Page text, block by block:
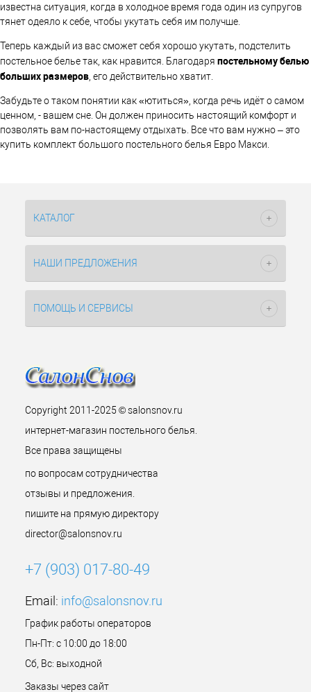
известна ситуация, когда в холодное время года один из супругов
тянет одеяло к себе, чтобы укутать себя им получше.
Теперь каждый из вас сможет себя хорошо укутать, подстелить
постельное белье так, как нравится. Благодаря постельному белью
больших размеров , его действительно хватит.
Забудьте о таком понятии как «ютиться», когда речь идёт о самом
ценном, - вашем сне. Он должен приносить настоящий комфорт и
позволять вам по-настоящему отдыхать. Все что вам нужно – это
купить комплект большого постельного белья Евро Макси.
КАТАЛОГ
НАШИ ПРЕДЛОЖЕНИЯ
ПОМОЩЬ И СЕРВИСЫ
Copyright 2011-2025 © salonsnov.ru
интернет-магазин постельного белья.
Все права защищены
по вопросам сотрудничества
отзывы и предложения.
пишите на прямую директору
director@salonsnov.ru
+7 (903) 017-80-49
Email: info@salonsnov.ru
График работы операторов
Пн-Пт: с 10:00 до 18:00
Сб, Вс: выходной
Заказы через сайт